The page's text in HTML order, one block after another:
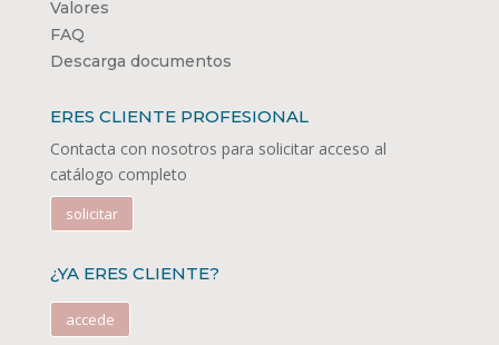
Valores
FAQ
Descarga documentos
ERES CLIENTE PROFESIONAL
Contacta con nosotros para solicitar acceso al
catálogo completo
solicitar
¿YA ERES CLIENTE?
accede